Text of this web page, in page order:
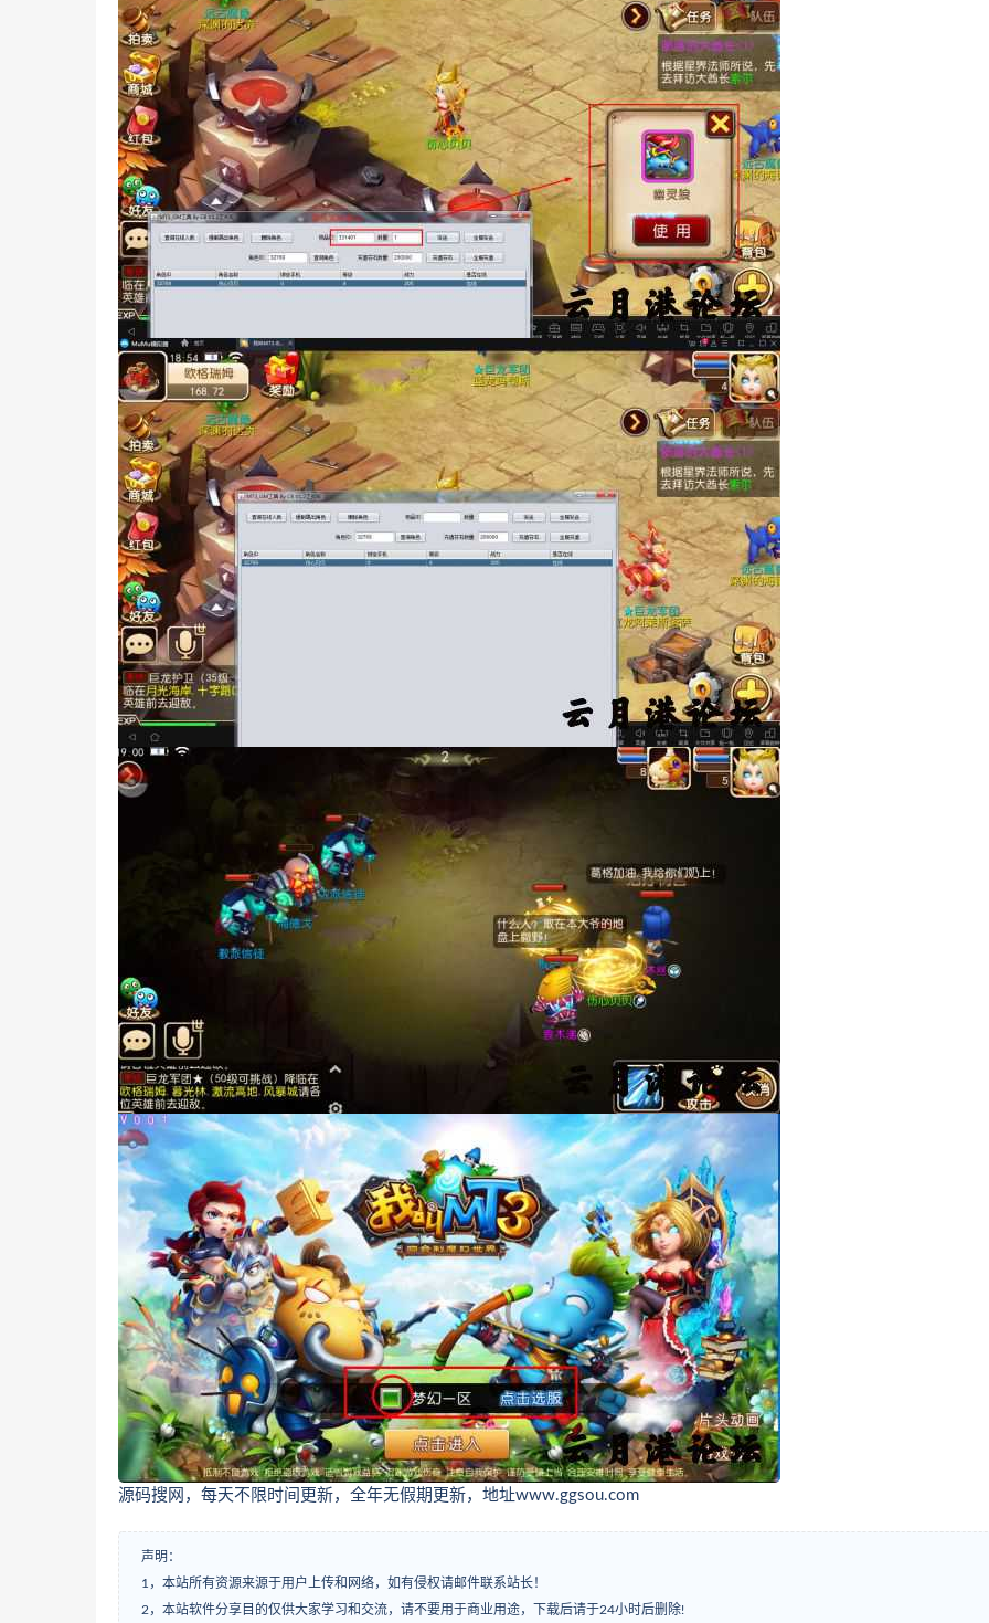
源码搜网，每天不限时间更新，全年无假期更新，地址www.ggsou.com
声明：
1，本站所有资源来源于用户上传和网络，如有侵权请邮件联系站长！
2，本站软件分享目的仅供大家学习和交流，请不要用于商业用途，下载后请于24小时后删除!